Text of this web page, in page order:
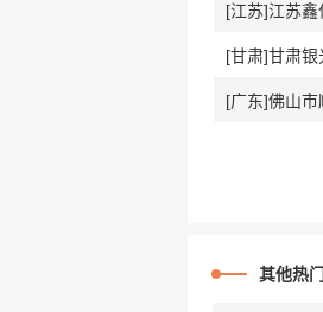
[江苏]江苏鑫
[甘肃]甘肃银
[广东]佛山
其他热